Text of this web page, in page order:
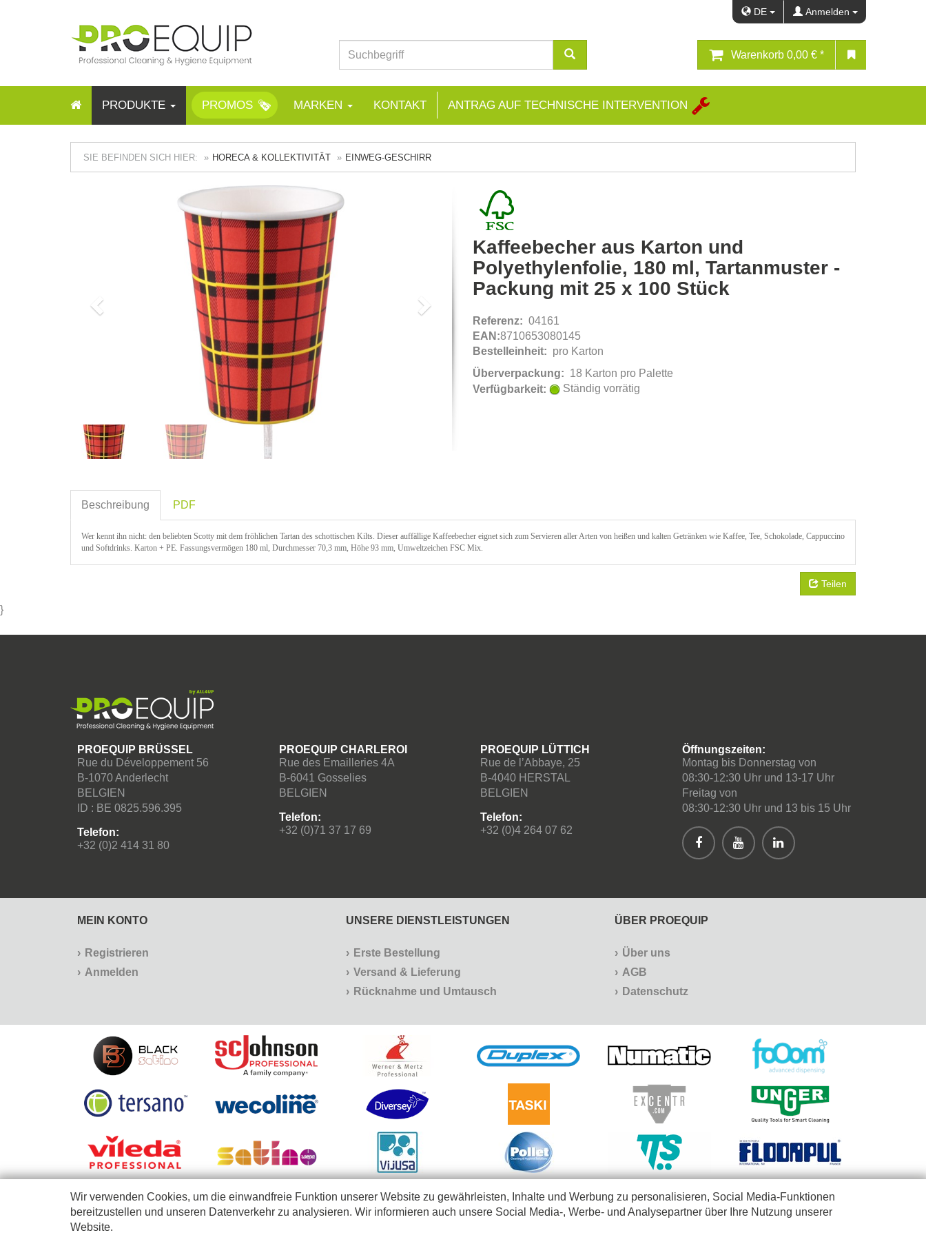
Wir verwenden Cookies, um die einwandfreie Funktion unserer Website zu gewährleisten, Inhalte und Werbung zu personalisieren, Social Media-Funktionen
bereitzustellen und unseren Datenverkehr zu analysieren. Wir informieren auch unsere Social Media-, Werbe- und Analysepartner über Ihre Nutzung unserer
Website.
DE Anmelden
Warenkorb 0,00 € *
PRODUKTE PROMOS MARKEN KONTAKT ANTRAG AUF TECHNISCHE INTERVENTION
SIE BEFINDEN SICH HIER: HORECA & KOLLEKTIVITÄT EINWEG-GESCHIRR
Kaffeebecher aus Karton und
Polyethylenfolie, 180 ml, Tartanmuster -
Packung mit 25 x 100 Stück
Referenz: 04161
EAN:8710653080145
Bestelleinheit: pro Karton
Überverpackung: 18 Karton pro Palette
Verfügbarkeit:
Ständig vorrätig
Beschreibung PDF
Wer kennt ihn nicht: den beliebten Scotty mit dem fröhlichen Tartan des schottischen Kilts. Dieser auffällige Kaffeebecher eignet sich zum Servieren aller Arten von heißen und kalten Getränken wie Kaffee, Tee, Schokolade, Cappuccino
und Softdrinks. Karton + PE. Fassungsvermögen 180 ml, Durchmesser 70,3 mm, Höhe 93 mm, Umweltzeichen FSC Mix.
Teilen
}
PROEQUIP BRÜSSEL
Rue du Développement 56
B-1070 Anderlecht
BELGIEN
ID : BE 0825.596.395
Telefon:
+32 (0)2 414 31 80
PROEQUIP CHARLEROI
Rue des Emailleries 4A
B-6041 Gosselies
BELGIEN
Telefon:
+32 (0)71 37 17 69
PROEQUIP LÜTTICH
Rue de l’Abbaye, 25
B-4040 HERSTAL
BELGIEN
Telefon:
+32 (0)4 264 07 62
Öffnungszeiten:
Montag bis Donnerstag von
08:30-12:30 Uhr und 13-17 Uhr
Freitag von
08:30-12:30 Uhr und 13 bis 15 Uhr
MEIN KONTO
Registrieren
Anmelden
UNSERE DIENSTLEISTUNGEN
Erste Bestellung
Versand & Lieferung
Rücknahme und Umtausch
ÜBER PROEQUIP
Über uns
AGB
Datenschutz